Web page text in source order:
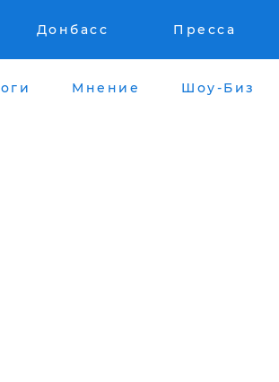
Донбасс Пресса
Мнение Шоу-Биз